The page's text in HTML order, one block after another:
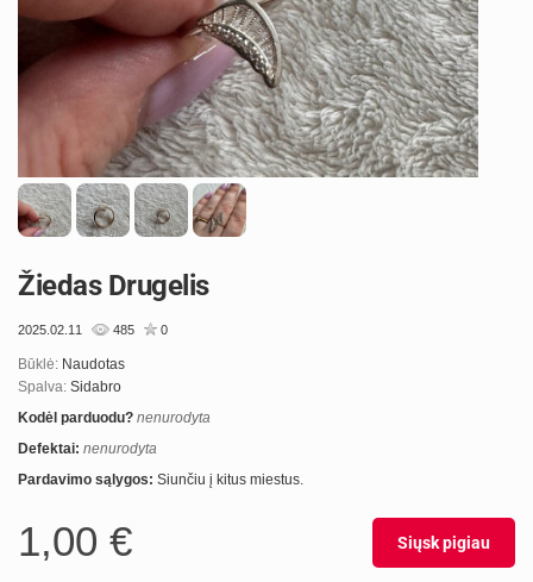
Žiedas Drugelis
2025.02.11 485 0
Būklė: Naudotas
Spalva: Sidabro
Kodėl parduodu? nenurodyta
Defektai: nenurodyta
Pardavimo sąlygos: Siunčiu į kitus miestus.
1,00 € Siųsk pigiau